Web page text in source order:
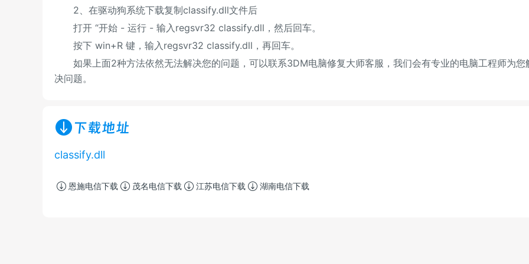
2、在驱动狗系统下载复制classify.dll文件后
打开 “开始 - 运行 - 输入regsvr32 classify.dll，然后回车。
按下 win+R 键，输入regsvr32 classify.dll，再回车。
如果上面2种方法依然无法解决您的问题，可以联系3DM电脑修复大师客服，我们会有专业的电脑工程师为您
决问题。
下载地址
classify.dll
恩施电信下载 茂名电信下载 江苏电信下载 湖南电信下载